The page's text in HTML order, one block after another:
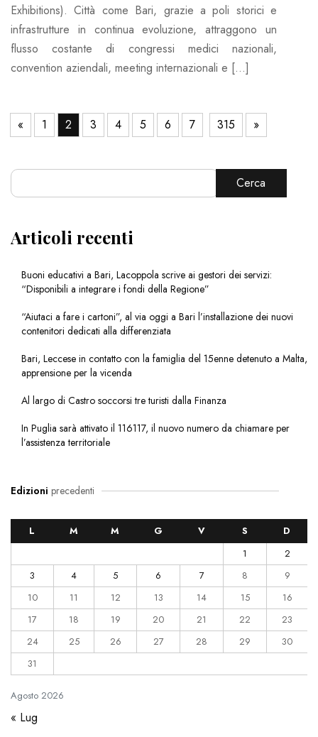
Exhibitions). Città come Bari, grazie a poli storici e
infrastrutture in continua evoluzione, attraggono un
flusso costante di congressi medici nazionali,
convention aziendali, meeting internazionali e […]
« 1 2 3 4 5 6 7 315 »
Cerca
Articoli recenti
Buoni educativi a Bari, Lacoppola scrive ai gestori dei servizi:
“Disponibili a integrare i fondi della Regione”
“Aiutaci a fare i cartoni”, al via oggi a Bari l’installazione dei nuovi
contenitori dedicati alla differenziata
Bari, Leccese in contatto con la famiglia del 15enne detenuto a Malta,
apprensione per la vicenda
Al largo di Castro soccorsi tre turisti dalla Finanza
In Puglia sarà attivato il 116117, il nuovo numero da chiamare per
l’assistenza territoriale
Edizioni precedenti
Agosto 2026
L M M G V S
D
1
2
3
4 5 6 7 8
9
10
11 12 13 14 15
16
17
18 19 20 21 22
23
24
25 26 27 28 29
30
31
« Lug